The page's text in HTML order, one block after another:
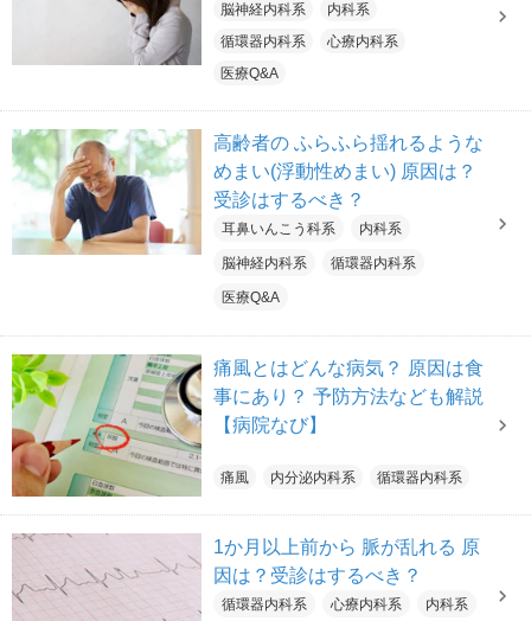
脳神経内科系
内科系
循環器内科系
心療内科系
医療Q&A
高齢者の ふらふら揺れるような
めまい(浮動性めまい) 原因は？
受診はするべき？
耳鼻いんこう科系 内科系
脳神経内科系 循環器内科系
医療Q&A
痛風とはどんな病気？ 原因は食
事にあり？ 予防方法なども解説
【病院なび】
痛風 内分泌内科系 循環器内科系
1か月以上前から 脈が乱れる 原
因は？受診はするべき？
循環器内科系 心療内科系 内科系